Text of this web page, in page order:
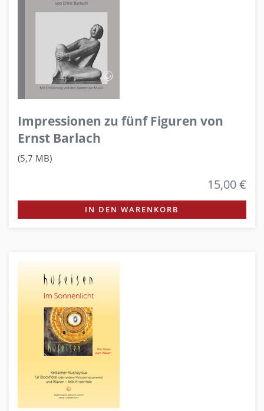
Impressionen zu fünf Figuren von
Ernst Barlach
(5,7 MB)
15,00 €
IN DEN WARENKORB